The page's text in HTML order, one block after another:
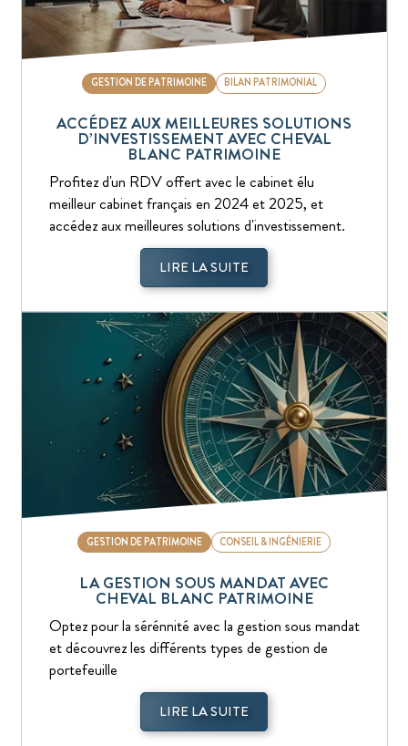
BILAN PATRIMONIAL
GESTION DE PATRIMOINE
ACCÉDEZ AUX MEILLEURES SOLUTIONS
D’INVESTISSEMENT AVEC CHEVAL
BLANC PATRIMOINE
Profitez d'un RDV offert avec le cabinet élu
meilleur cabinet français en 2024 et 2025, et
accédez aux meilleures solutions d'investissement.
LIRE LA SUITE
CONSEIL & INGÉNIERIE
GESTION DE PATRIMOINE
LA GESTION SOUS MANDAT AVEC
CHEVAL BLANC PATRIMOINE
Optez pour la sérénnité avec la gestion sous mandat
et découvrez les différents types de gestion de
portefeuille
LIRE LA SUITE